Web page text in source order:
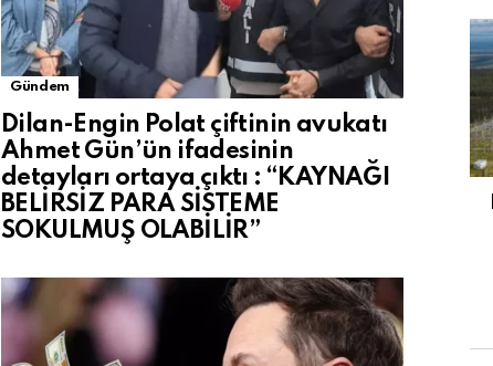
Gündem
Dilan-Engin Polat çiftinin avukatı
Ahmet Gün’ün ifadesinin
detayları ortaya çıktı : “KAYNAĞI
BELİRSİZ PARA SİSTEME
SOKULMUŞ OLABİLİR”